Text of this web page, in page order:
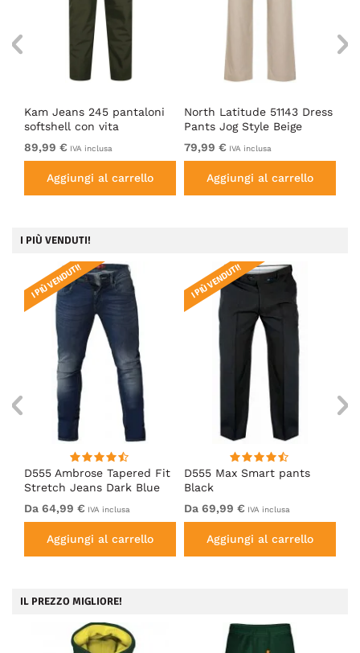
Kam Jeans 245 pantaloni
softshell con vita
elasticizzata kaki
89,99 € IVA inclusa
Aggiungi al carrello
North Latitude 51143 Dress
Pants Jog Style Beige
79,99 € IVA inclusa
Aggiungi al carrello
I PIÙ VENDUTI!
D555 Ambrose Tapered Fit
Stretch Jeans Dark Blue
I PIÙ VENDUTI!
Da 64,99 € IVA inclusa
Aggiungi al carrello
D555 Max Smart pants
Black
I PIÙ VENDUTI!
Da 69,99 € IVA inclusa
Aggiungi al carrello
IL PREZZO MIGLIORE!